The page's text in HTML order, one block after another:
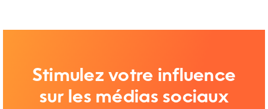
Stimulez votre influence
sur les médias sociaux